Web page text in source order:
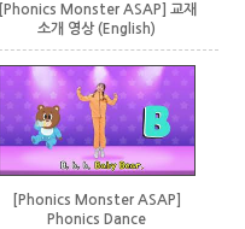
[Phonics Monster ASAP] 교재
소개 영상 (English)
[Phonics Monster ASAP]
Phonics Dance